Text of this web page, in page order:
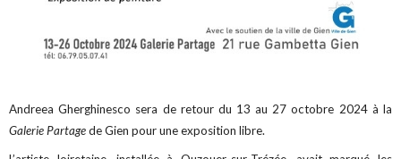
Andreea Gherghinesco sera de retour du 13 au 27 octobre 2024 à la
Galerie Partagede Gien pour une exposition libre.